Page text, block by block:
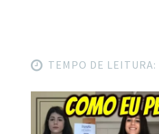
TEMPO DE LEITURA: